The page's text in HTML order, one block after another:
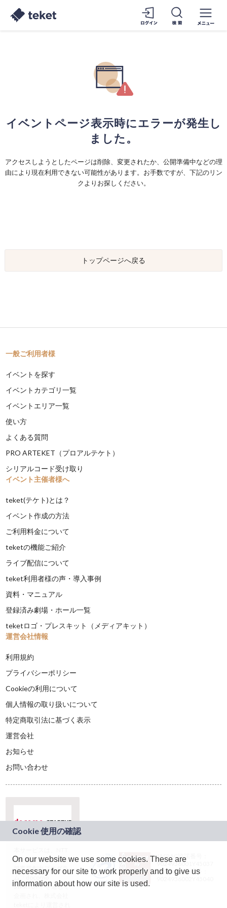
イベントページ表示時にエラーが発生し
ました。
アクセスしようとしたページは削除、変更されたか、公開準備中などの理
由により現在利用できない可能性があります。お手数ですが、下記のリン
クよりお探しください。
トップページへ戻る
一般ご利用者様
イベントを探す
イベントカテゴリ一覧
イベントエリア一覧
使い方
よくある質問
PRO ARTEKET（プロアルテケト）
シリアルコード受け取り
イベント主催者様へ
teket(テケト)とは？
イベント作成の方法
ご利用料金について
teketの機能ご紹介
ライブ配信について
teket利用者様の声・導入事例
資料・マニュアル
登録済み劇場・ホール一覧
teketロゴ・プレスキット（メディアキット）
運営会社情報
利用規約
プライバシーポリシー
Cookieの利用について
個人情報の取り扱いについて
特定商取引法に基づく表示
運営会社
お知らせ
お問い合わせ
ドコモグループの新
規事業創出プログラ
ム「docomo
STARTUP」を通じて
JASRAC許諾番号：
9024936001Y45037
JASRAC許諾番号：
On our website we use some cookies. These are
necessary for our site to work properly and to give us
information about how our site is used.